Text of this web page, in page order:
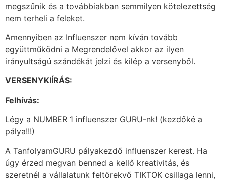
megszűnik és a továbbiakban semmilyen kötelezettség
nem terheli a feleket.
Amennyiben az Influenszer nem kíván tovább
együttműködni a Megrendelővel akkor az ilyen
irányultságú szándékát jelzi és kilép a versenyből.
VERSENYKIÍRÁS:
Felhívás:
Légy a NUMBER 1 influenszer GURU-nk! (kezdőké a
pálya!!!)
A TanfolyamGURU pályakezdő influenszer kerest. Ha
úgy érzed megvan benned a kellő kreativitás, és
szeretnél a vállalatunk feltörekvő TIKTOK csillaga lenni,